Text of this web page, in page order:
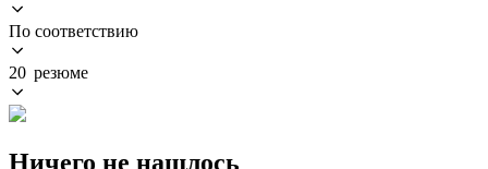
По соответствию
20 резюме
Ничего не нашлось